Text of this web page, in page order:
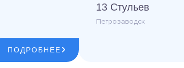
ПОДРОБНЕЕ
13 Стульев
Петрозаводск